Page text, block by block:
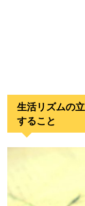
生活リズムの
すること